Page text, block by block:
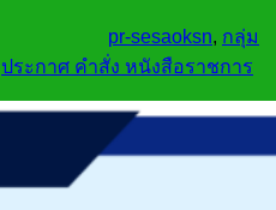
pr-sesaoksn, กลุ่ม
ประกาศ คำสั่ง หนังสือราชการ